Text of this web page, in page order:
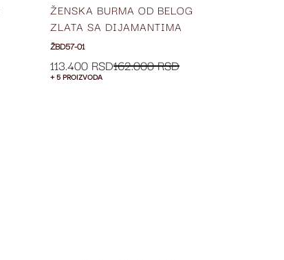
ŽENSKA BURMA OD BELOG
ZLATA SA DIJAMANTIMA
ŠIRINE 2 MM ŽBD57-01
ŽBD57-01
113.400 RSD162.000 RSD
+ 5 PROIZVODA